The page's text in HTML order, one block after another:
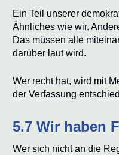
Ein Teil unserer
Ähnliches wie wir.
Das müssen alle
darüber laut wird.
Wer recht hat, wird mit
der Verfassung
5.7 Wir haben
Wer sich nicht an die